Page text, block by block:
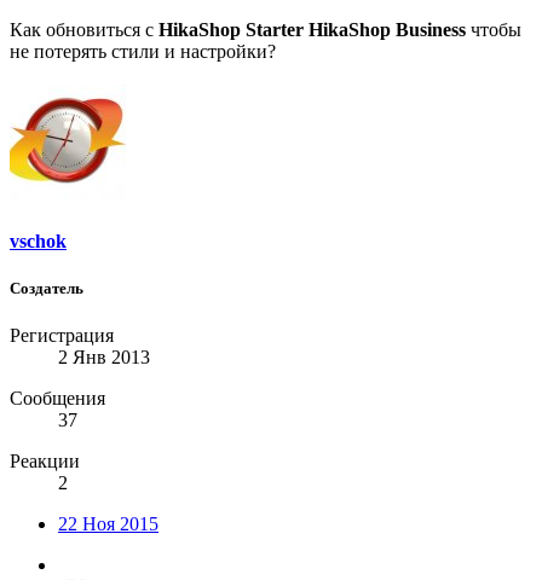
Как обновиться с HikaShop Starter HikaShop Business чтобы
не потерять стили и настройки?
vschok
Создатель
Регистрация
2 Янв 2013
Сообщения
37
Реакции
2
22 Ноя 2015